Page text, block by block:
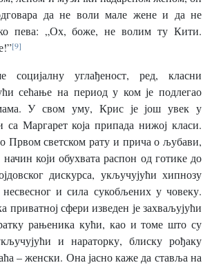
да не воли мале жене и да не
пева: „Ох, боже, не волим ту Кити.
[9]
социјалну углађеност, ред, класни
сећање на период у ком је подлегао
У свом уму, Крис је још увек у
са Маргарет која припада нижој класи.
Првом светском рату и прича о љубави,
који обухвата распон од готике до
дискурса, укључујући хипнозу
и сила сукобљених у човеку.
приватној сфери изведен је захваљујући
рањеника кући, као и томе што су
и нараторку, блиску рођаку
– женски. Она јасно каже да ставља на